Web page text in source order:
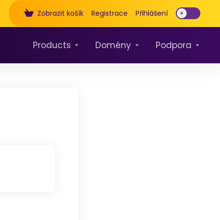
Zobrazit košík Registrace Přihlášení
Products Domény Podpora